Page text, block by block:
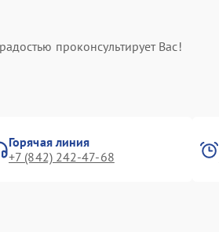
проконсультирует Вас!
Горячая линия
+7 (842) 242-47-68